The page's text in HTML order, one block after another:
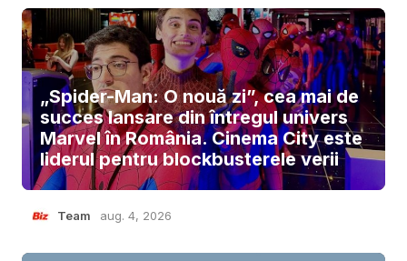
„Spider-Man: O nouă zi”, cea mai de
succes lansare din întregul univers
Marvel în România. Cinema City este
liderul pentru blockbusterele verii
Team aug. 4, 2026